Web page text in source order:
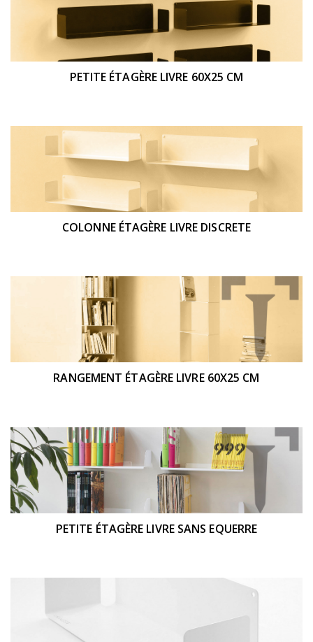
PETITE ÉTAGÈRE LIVRE 60X25 CM
COLONNE ÉTAGÈRE LIVRE DISCRETE
RANGEMENT ÉTAGÈRE LIVRE 60X25 CM
PETITE ÉTAGÈRE LIVRE SANS EQUERRE